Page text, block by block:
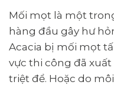
Mối mọt là một
hàng đầu gây hư
Acacia bị mối mọt
vực thi công đã
triệt để. Hoặc do